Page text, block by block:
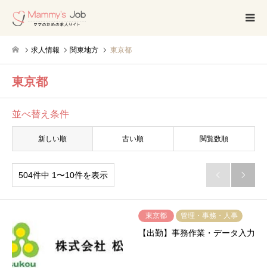
求人情報 関東地方 東京都
東京都
並べ替え条件
新しい順 古い順 閲覧数順
504件中 1〜10件を表示  
東京都 管理・事務・人事
【出勤】事務作業・データ入力